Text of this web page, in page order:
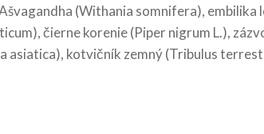
(Withania somnifera), embilika
čierne korenie (Piper nigrum L.),
asiatica), kotvičník zemný (Tribulus